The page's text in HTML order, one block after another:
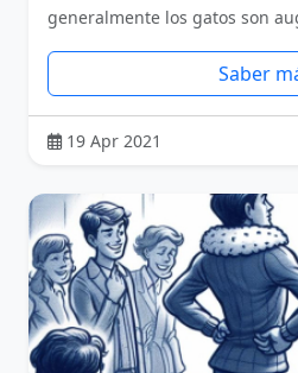
generalmente los gatos son
Saber
19 Apr 2021